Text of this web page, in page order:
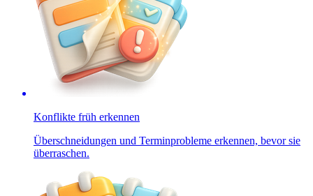
Konflikte früh erkennen
Überschneidungen und Terminprobleme erkennen, bevor sie
überraschen.